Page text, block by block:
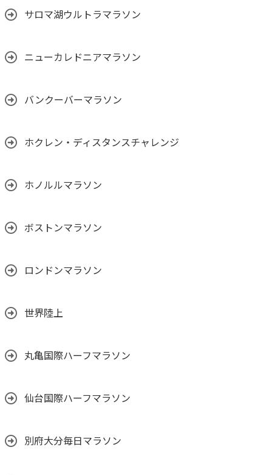
サロマ湖ウルトラマラソン
ニューカレドニアマラソン
バンクーバーマラソン
ホクレン・ディスタンスチャレンジ
ホノルルマラソン
ボストンマラソン
ロンドンマラソン
世界陸上
丸亀国際ハーフマラソン
仙台国際ハーフマラソン
別府大分毎日マラソン